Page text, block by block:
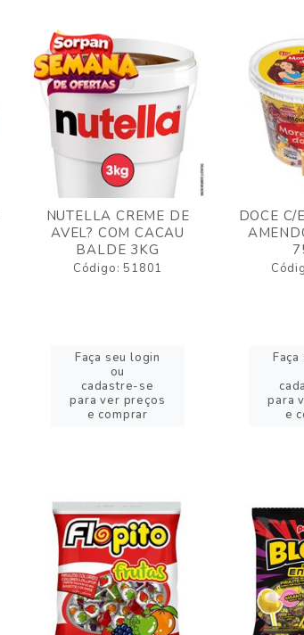
NUTELLA CREME DE
AVEL? COM CACAU
BALDE 3KG
Código: 51801
Faça seu login
ou
cadastre-se
para ver preços
e comprar
DOCE C/
para
e